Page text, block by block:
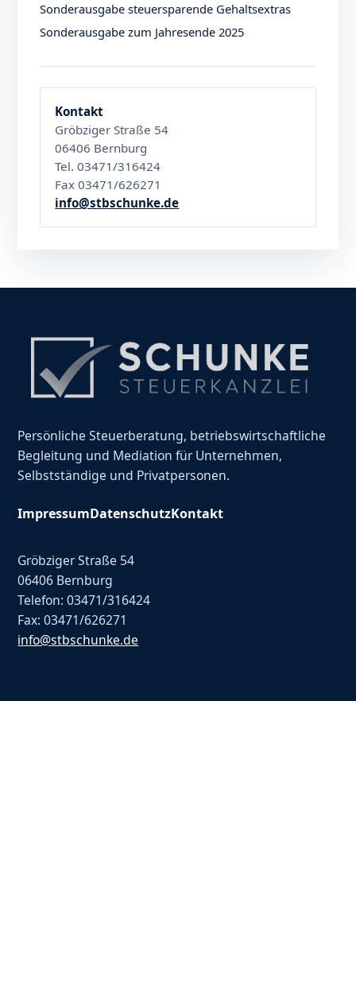
Sonderausgabe steuersparende Gehaltsextras
Sonderausgabe zum Jahresende 2025
Kontakt
Gröbziger Straße 54
06406 Bernburg
Tel. 03471/316424
Fax 03471/626271
info@stbschunke.de
Persönliche Steuerberatung, betriebswirtschaftliche
Begleitung und Mediation für Unternehmen,
Selbstständige und Privatpersonen.
ImpressumDatenschutzKontakt
Gröbziger Straße 54
06406 Bernburg
Telefon: 03471/316424
Fax: 03471/626271
info@stbschunke.de